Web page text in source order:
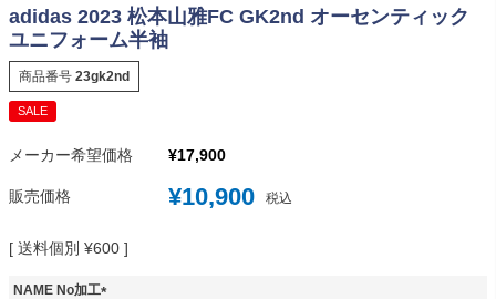
adidas 2023 松本山雅FC GK2nd オーセンティック
ユニフォーム半袖
商品番号 23gk2nd
SALE
メーカー希望価格 ¥17,900
販売価格 ¥10,900 税込
送料個別 ¥600
NAME No加工